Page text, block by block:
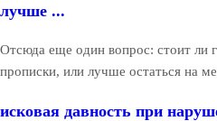
лучше ...
Отсюда еще один вопрос: стоит ли
прописки, или лучше остаться на
исковая давность при